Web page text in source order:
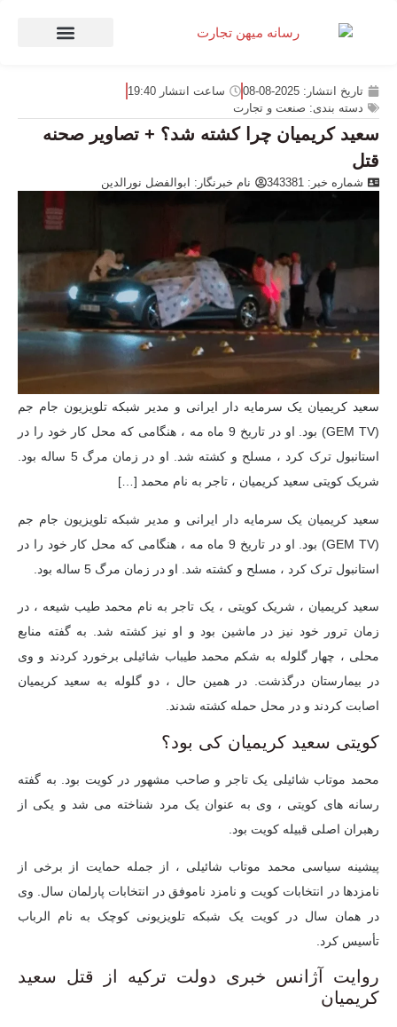
تاریخ انتشار: 2025-08-08 ساعت انتشار 19:40
دسته بندی: صنعت و تجارت
سعید کریمیان چرا کشته شد؟ + تصاویر صحنه
قتل
شماره خبر: 343381 نام خبرنگار: ابوالفضل نورالدین
سعید کریمیان یک سرمایه دار ایرانی و مدیر شبکه تلویزیون جام جم
(GEM TV) بود. او در تاریخ 9 ماه مه ، هنگامی که محل کار خود را در
استانبول ترک کرد ، مسلح و کشته شد. او در زمان مرگ 5 ساله بود.
شریک کویتی سعید کریمیان ، تاجر به نام محمد […]
سعید کریمیان یک سرمایه دار ایرانی و مدیر شبکه تلویزیون جام جم
(GEM TV) بود. او در تاریخ 9 ماه مه ، هنگامی که محل کار خود را در
استانبول ترک کرد ، مسلح و کشته شد. او در زمان مرگ 5 ساله بود.
سعید کریمیان ، شریک کویتی ، یک تاجر به نام محمد طیب شیعه ، در
زمان ترور خود نیز در ماشین بود و او نیز کشته شد. به گفته منابع
محلی ، چهار گلوله به شکم محمد طیباب شائیلی برخورد کردند و وی
در بیمارستان درگذشت. در همین حال ، دو گلوله به سعید کریمیان
اصابت کردند و در محل حمله کشته شدند.
کویتی سعید کریمیان کی بود؟
محمد موتاب شائیلی یک تاجر و صاحب مشهور در کویت بود. به گفته
رسانه های کویتی ، وی به عنوان یک مرد شناخته می شد و یکی از
رهبران اصلی قبیله کویت بود.
پیشینه سیاسی محمد موتاب شائیلی ، از جمله حمایت از برخی از
نامزدها در انتخابات کویت و نامزد ناموفق در انتخابات پارلمان سال. وی
در همان سال در کویت یک شبکه تلویزیونی کوچک به نام الرباب
تأسیس کرد.
روایت آژانس خبری دولت ترکیه از قتل سعید
کریمیان